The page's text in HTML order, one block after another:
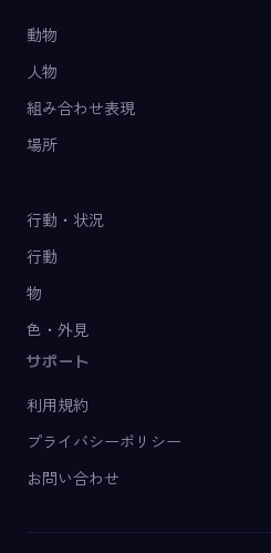
動物
人物
組み合わせ表現
場所
行動・状況
行動
物
色・外見
サポート
利用規約
プライバシーポリシー
お問い合わせ